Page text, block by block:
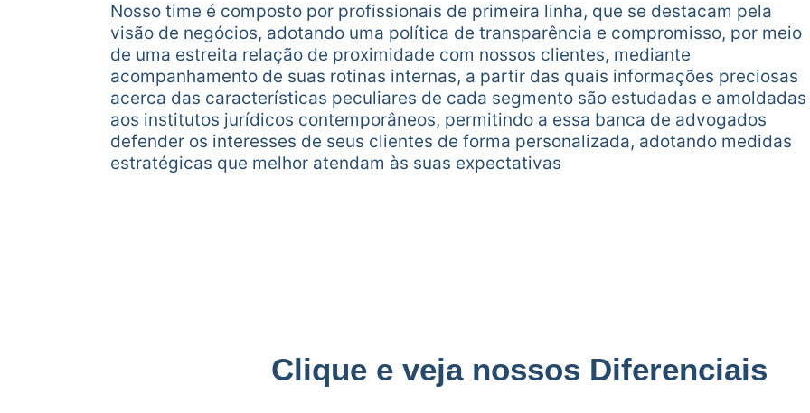
Nosso time é composto por profissionais de primeira linha, que se destacam pela
visão de negócios, adotando uma política de transparência e compromisso, por meio
de uma estreita relação de proximidade com nossos clientes, mediante
acompanhamento de suas rotinas internas, a partir das quais informações preciosas
acerca das características peculiares de cada segmento são estudadas e amoldadas
aos institutos jurídicos contemporâneos, permitindo a essa banca de advogados
defender os interesses de seus clientes de forma personalizada, adotando medidas
estratégicas que melhor atendam às suas expectativas
Clique e veja nossos Diferenciais